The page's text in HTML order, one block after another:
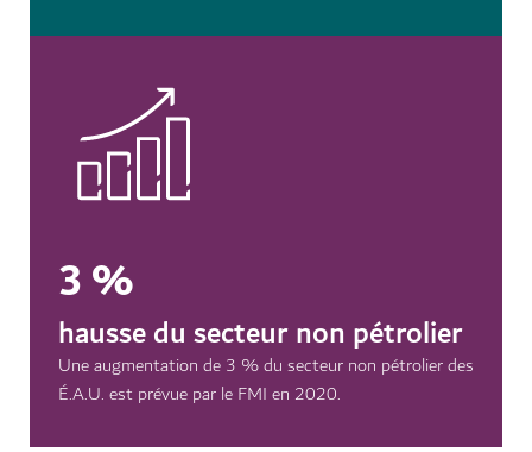
3 %
hausse du secteur non pétrolier
Une augmentation de 3 % du secteur non pétrolier des
É.A.U. est prévue par le FMI en 2020.